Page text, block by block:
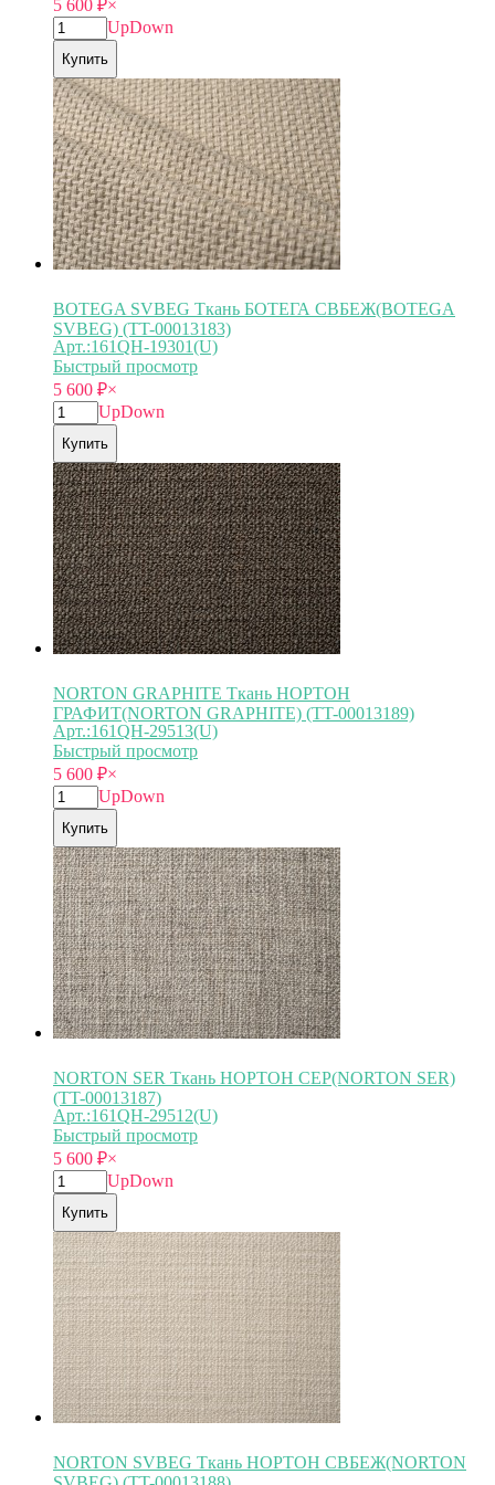
5 600 ₽×
UpDown
Купить
BOTEGA SVBEG Ткань БОТЕГА СВБЕЖ(BOTEGA
SVBEG) (TT-00013183)
Арт.:161QH-19301(U)
Быстрый просмотр
5 600 ₽×
UpDown
Купить
NORTON GRAPHITE Ткань НОРТОН
ГРАФИТ(NORTON GRAPHITE) (TT-00013189)
Арт.:161QH-29513(U)
Быстрый просмотр
5 600 ₽×
UpDown
Купить
NORTON SER Ткань НОРТОН СЕР(NORTON SER)
(TT-00013187)
Арт.:161QH-29512(U)
Быстрый просмотр
5 600 ₽×
UpDown
Купить
NORTON SVBEG Ткань НОРТОН СВБЕЖ(NORTON